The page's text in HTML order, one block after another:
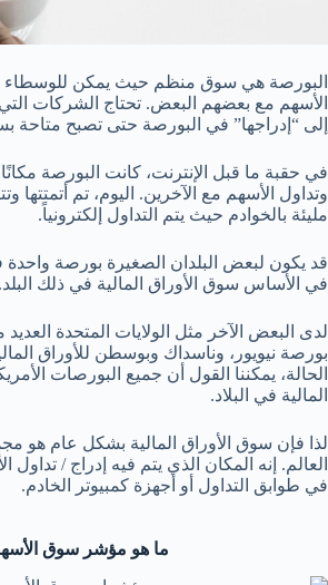
البورصة هي سوق منظم حيث يمكن للوسطاء
الأسهم مع بعضهم البعض. تحتاج الشركات التي
إلى “إدراجها” في البورصة حتى تصبح متاحة
في حقبة ما قبل الإنترنت، كانت البورصة مكانًا
وتداول الأسهم مع الآخرين. اليوم، تم
مليئة بالخوادم حيث يتم التداول إلكترونياً.
قد يكون لبعض البلدان الصغيرة بورصة واحدة
في الأساس سوق الأوراق المالية في ذلك البلد.
لدى البعض الآخر مثل الولايات المتحدة
بورصة نيويور، وناسداك وبوسطن للأوراق
الحالة، يمكننا القول أن جميع البورصات
المالية في البلاد.
لذا فإن سوق الأوراق المالية بشكل عام هو
العالم. إنه المكان الذي يتم فيه إدراج /
في طوابق التداول أو أجهزة كمبيوتر الخادم.
ما هو مؤشر سوق